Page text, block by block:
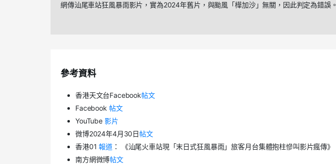
網傳汕尾車站狂風暴雨影片，實為2024年舊片，與颱風「樺加沙」無關，因此判定為錯誤。
參考資料
香港天文台Facebook帖文
Facebook 帖文
YouTube 影片
微博2024年4月30日帖文
香港01報道： 《汕尾火車站現「末日式狂風暴雨」旅客月台集體抱柱慘叫影片瘋傳》
南方網微博帖文